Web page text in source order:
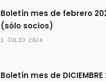
Boletín mes de febrero
(sólo socios)
2 JULIO 2024
Boletín mes de DICIEMBRE